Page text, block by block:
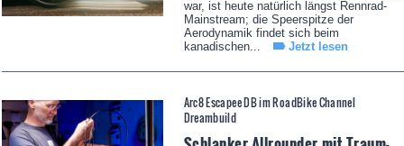
war, ist heute natürlich längst Rennrad-
Mainstream; die Speerspitze der
Aerodynamik findet sich beim
kanadischen...
Jetzt lesen
Arc8 Escapee DB im RoadBike Channel
Dreambuild